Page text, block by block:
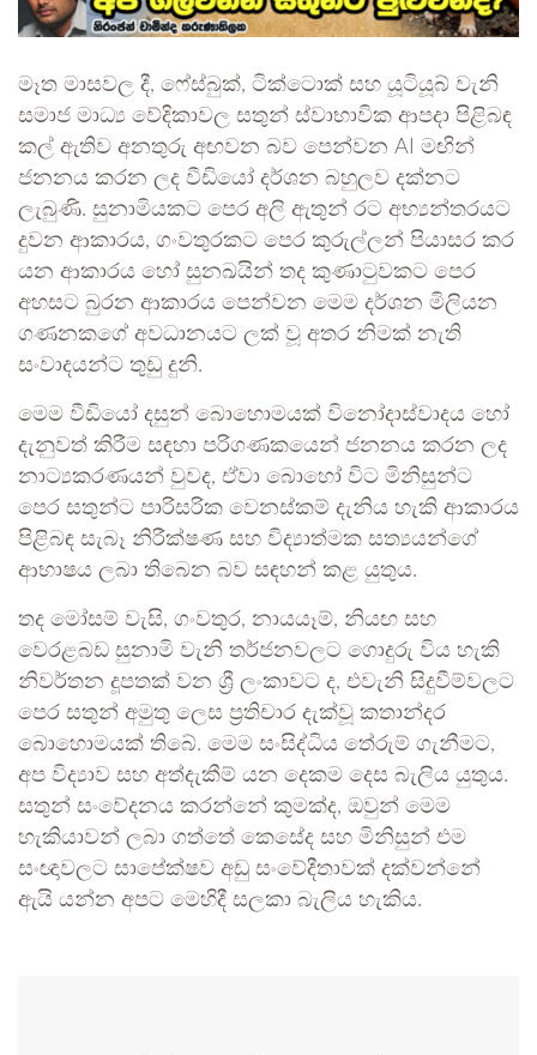
මෑත මාසවල දී, ෆේස්බුක්, ටික්ටොක් සහ යූටියූබ් වැනි
සමාජ මාධ්‍ය වේදිකාවල සතුන් ස්වාභාවික ආපදා පිළිබඳ
කල් ඇතිව අනතුරු අඟවන බව පෙන්වන AI මඟින්
ජනනය කරන ලද වීඩියෝ දර්ශන බහුලව දක්නට
ලැබුණි. සුනාමියකට පෙර අලි ඇතුන් රට අභ්‍යන්තරයට
දුවන ආකාරය, ගංවතුරකට පෙර කුරුල්ලන් පියාසර කර
යන ආකාරය හෝ සුනඛයින් තද කුණාටුවකට පෙර
අහසට බුරන ආකාරය පෙන්වන මෙම දර්ශන මිලියන
ගණනකගේ අවධානයට ලක් වූ අතර නිමක් නැති
සංවාදයන්ට තුඩු දුනි.
මෙම වීඩියෝ දසුන් බොහොමයක් විනෝදාස්වාදය හෝ
දැනුවත් කිරීම සඳහා පරිගණකයෙන් ජනනය කරන ලද
නාට්‍යකරණයන් වුවද, ඒවා බොහෝ විට මිනිසුන්ට
පෙර සතුන්ට පාරිසරික වෙනස්කම් දැනිය හැකි ආකාරය
පිළිබඳ සැබෑ නිරීක්ෂණ සහ විද්‍යාත්මක සත්‍යයන්ගේ
ආභාෂය ලබා තිබෙන බව සඳහන් කළ යුතුය.
තද මෝසම් වැසි, ගංවතුර, නායයෑම්, නියඟ සහ
වෙරළබඩ සුනාමි වැනි තර්ජනවලට ගොදුරු විය හැකි
නිවර්තන දූපතක් වන ශ්‍රී ලංකාවට ද, එවැනි සිදුවීම්වලට
පෙර සතුන් අමුතු ලෙස ප්‍රතිචාර දැක්වූ කතාන්දර
බොහොමයක් තිබේ. මෙම සංසිද්ධිය තේරුම් ගැනීමට,
අප විද්‍යාව සහ අත්දැකීම් යන දෙකම දෙස බැලිය යුතුය.
සතුන් සංවේදනය කරන්නේ කුමක්ද, ඔවුන් මෙම
හැකියාවන් ලබා ගත්තේ කෙසේද සහ මිනිසුන් එම
සංඥාවලට සාපේක්ෂව අඩු සංවේදීතාවක් දක්වන්නේ
ඇයි යන්න අපට මෙහිදී සලකා බැලිය හැකිය.